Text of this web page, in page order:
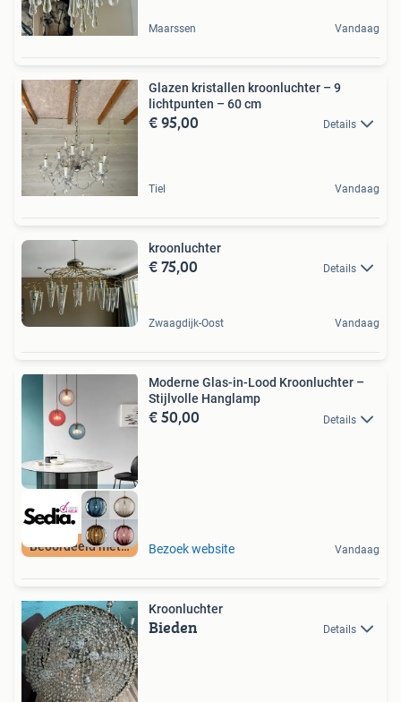
Maarssen Vandaag
Glazen kristallen kroonluchter – 9
lichtpunten – 60 cm
€ 95,00 Details
Tiel Vandaag
kroonluchter
€ 75,00 Details
Zwaagdijk-Oost Vandaag
Beoordeeld met 9+
Moderne Glas-in-Lood Kroonluchter –
Stijlvolle Hanglamp
€ 50,00 Details
Bezoek website Vandaag
Kroonluchter
Bieden Details